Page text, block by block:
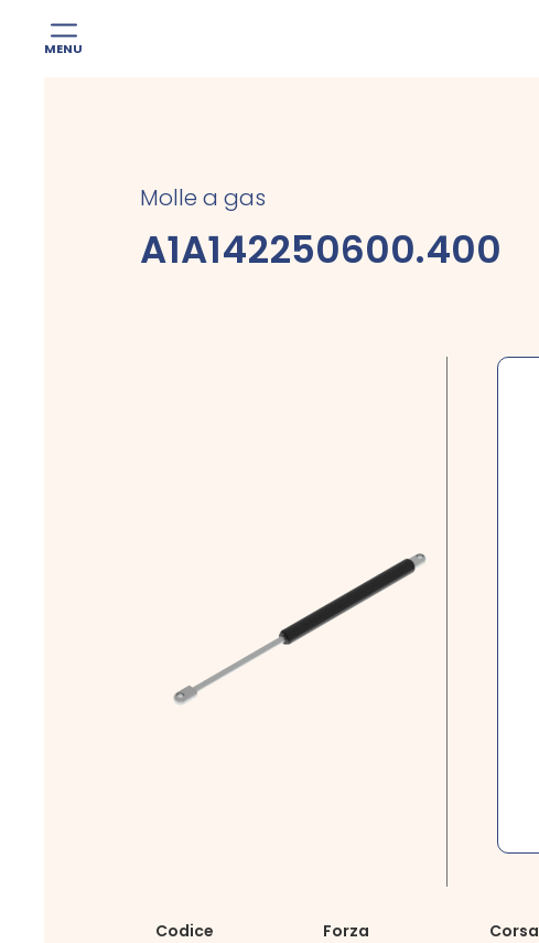
MENU
Molle a gas
A1A142250600.400
Codice
Forza
Corsa